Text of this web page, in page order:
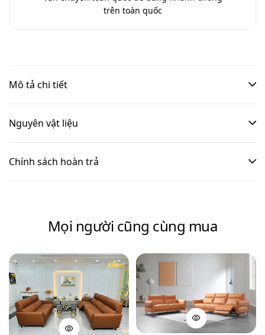
trên toàn quốc
Mô tả chi tiết
Nguyên vật liệu
Chính sách hoàn trả
Mọi người cũng cùng mua